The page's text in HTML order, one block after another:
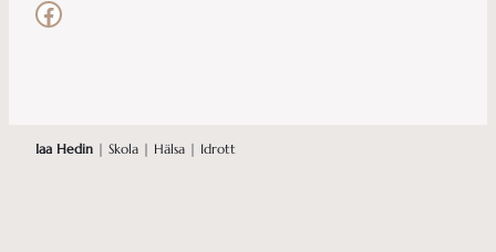
Facebook
Iaa Hedin | Skola | Hälsa | Idrott